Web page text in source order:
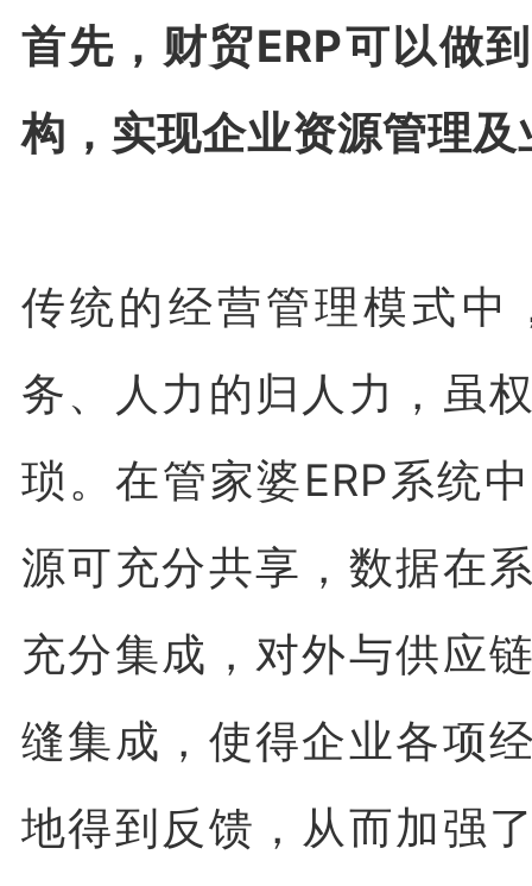
首先，财贸ERP可以做
构，实现企业资源管理
传统的经营管理模式中
务、人力的归人力，虽
琐。在管家婆ERP系统
源可充分共享，数据在
充分集成，对外与供应
缝集成，使得企业各项
地得到反馈，从而加强